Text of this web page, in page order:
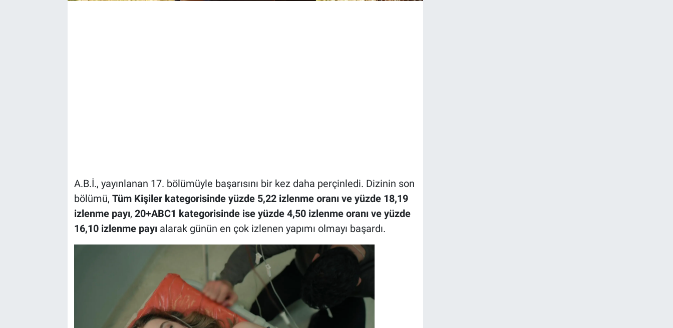
A.B.İ., yayınlanan 17. bölümüyle başarısını bir kez daha perçinledi. Dizinin son
bölümü, Tüm Kişiler kategorisinde yüzde 5,22 izlenme oranı ve yüzde 18,19
izlenme payı, 20+ABC1 kategorisinde ise yüzde 4,50 izlenme oranı ve yüzde
16,10 izlenme payıalarak günün en çok izlenen yapımı olmayı başardı.